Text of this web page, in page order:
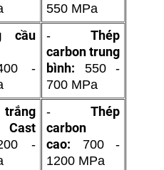
550 MPa
cầu
-
- Thép
carbon trung
bình: 550 -
700 MPa
trắng
-
- Thép
carbon
cao: 700 -
1200 MPa